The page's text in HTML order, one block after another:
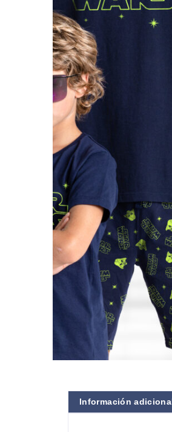
Información